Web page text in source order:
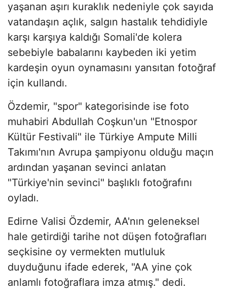
yaşanan aşırı kuraklık nedeniyle çok sayıda
vatandaşın açlık, salgın hastalık tehdidiyle
karşı karşıya kaldığı Somali'de kolera
sebebiyle babalarını kaybeden iki yetim
kardeşin oyun oynamasını yansıtan fotoğraf
için kullandı.
Özdemir, "spor" kategorisinde ise foto
muhabiri Abdullah Coşkun'un "Etnospor
Kültür Festivali" ile Türkiye Ampute Milli
Takımı'nın Avrupa şampiyonu olduğu maçın
ardından yaşanan sevinci anlatan
"Türkiye'nin sevinci" başlıklı fotoğrafını
oyladı.
Edirne Valisi Özdemir, AA'nın geleneksel
hale getirdiği tarihe not düşen fotoğrafları
seçkisine oy vermekten mutluluk
duyduğunu ifade ederek, "AA yine çok
anlamlı fotoğraflara imza atmış." dedi.